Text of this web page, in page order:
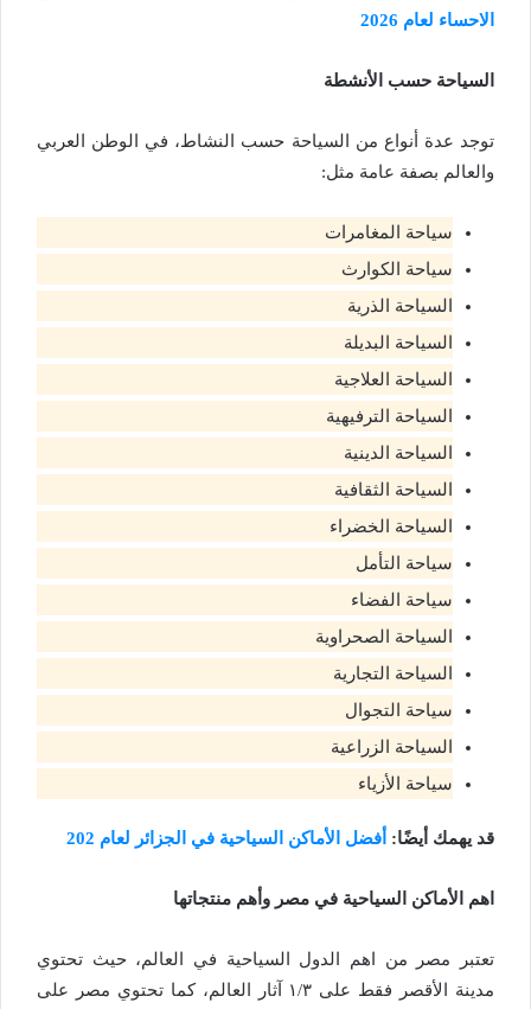
الاحساء لعام 2026
السياحة حسب الأنشطة
توجد عدة أنواع من السياحة حسب النشاط، في الوطن العربي
والعالم بصفة عامة مثل:
سياحة المغامرات
سياحة الكوارث
السياحة الذرية
السياحة البديلة
السياحة العلاجية
السياحة الترفيهية
السياحة الدينية
السياحة الثقافية
السياحة الخضراء
سياحة التأمل
سياحة الفضاء
السياحة الصحراوية
السياحة التجارية
سياحة التجوال
السياحة الزراعية
سياحة الأزياء
قد يهمك أيضًا: أفضل الأماكن السياحية في الجزائر لعام 202
اهم الأماكن السياحية في مصر وأهم منتجاتها
تعتبر مصر من اهم الدول السياحية في العالم، حيث تحتوي
مدينة الأقصر فقط على ١/٣ آثار العالم، كما تحتوي مصر على